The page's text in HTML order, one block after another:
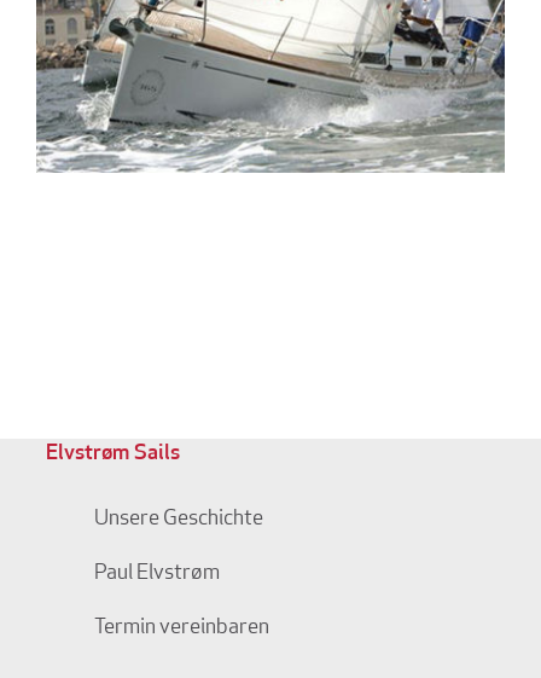
Elvstrøm Sails
Unsere Geschichte
Paul Elvstrøm
Termin vereinbaren